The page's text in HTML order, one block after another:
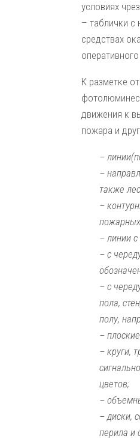
условиях
– таблички с
средствах
К разметке
движения к
пожара и
–
–
также
–
– линии
– с
– с
пола,
полу,
–
– круги,
цветов;
–
– диски,
перила и